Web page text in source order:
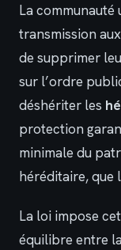
La
transmission
de supprimer
sur l’ordre
déshériter les
protection
minimale du
héréditaire, que
La loi impose
équilibre entre